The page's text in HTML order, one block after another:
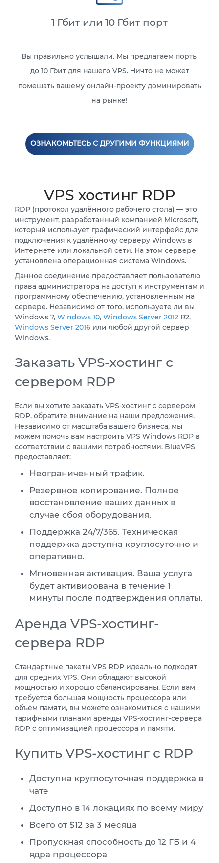
1 Гбит или 10 Гбит порт
Вы правильно услышали. Мы предлагаем порты
до 10 Гбит для нашего VPS. Ничто не может
помешать вашему онлайн-проекту доминировать
на рынке!
ОЗНАКОМЬТЕСЬ С ДРУГИМИ ФУНКЦИЯМИ
VPS хостинг RDP
RDP (протокол удалённого рабочего стола) — это
инструмент, разработанный компанией Microsoft,
который использует графический интерфейс для
подключения к удалённому серверу Windows в
Интернете или локальной сети. На этом сервере
установлена операционная система Windows.
Данное соединение предоставляет пользователю
права администратора на доступ к инструментам и
программному обеспечению, установленным на
сервере. Независимо от того, используете ли вы
Windows 7, Windows 10, Windows Server 2012 R2,
Windows Server 2016 или любой другой сервер
Windows.
Заказать VPS-хостинг с
сервером RDP
Если вы хотите заказать VPS-хостинг с сервером
RDP, обратите внимание на наши предложения.
Независимо от масштаба вашего бизнеса, мы
можем помочь вам настроить VPS Windows RDP в
соответствии с вашими потребностями. BlueVPS
предоставляет:
Неограниченный трафик.
Резервное копирование. Полное
восстановление ваших данных в
случае сбоя оборудования.
Поддержка 24/7/365. Техническая
поддержка доступна круглосуточно и
оперативно.
Мгновенная активация. Ваша услуга
будет активирована в течение 1
минуты после подтверждения оплаты.
Аренда VPS-хостинг-
сервера RDP
Стандартные пакеты VPS RDP идеально подходят
для средних VPS. Они обладают высокой
мощностью и хорошо сбалансированы. Если вам
требуется большая мощность процессора или
объём памяти, вы можете ознакомиться с нашими
тарифными планами аренды VPS-хостинг-сервера
RDP с оптимизацией процессора и памяти.
Купить VPS-хостинг с RDP
Доступна круглосуточная поддержка в
чате
Доступно в 14 локациях по всему миру
Всего от $12 за 3 месяца
Пропускная способность до 12 ГБ и 4
ядра процессора